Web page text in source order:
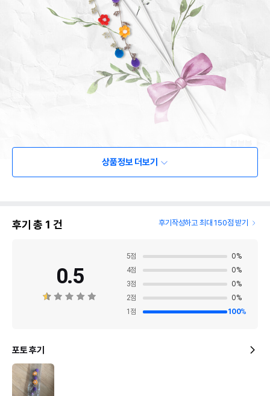
상품정보 더보기
후기 총 1 건 후기작성하고 최대 150점 받기
0.5
5점 0%
4점 0%
3점 0%
2점 0%
1 점 100%
포토 후기